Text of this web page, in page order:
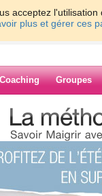
acceptez
plus et gérer ces
Coaching Groupes
>
>
AH550 E8420 -